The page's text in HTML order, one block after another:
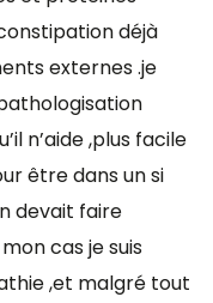
déjà
externes .je
n’aide ,plus facile
être dans un si
devait faire
cas je suis
,et malgré tout